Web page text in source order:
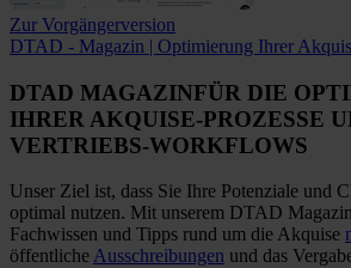
Zur Vorgängerversion
DTAD - Magazin | Optimierung Ihrer
DTAD MAGAZINFÜR DIE
IHRER AKQUISE-PROZESSE
VERTRIEBS-WORKFLOWS
Unser Ziel ist, dass Sie Ihre Potenziale und
optimal nutzen. Mit unserem DTAD
Fachwissen und Tipps rund um die Akquise
öffentlicheAusschreibungen und das